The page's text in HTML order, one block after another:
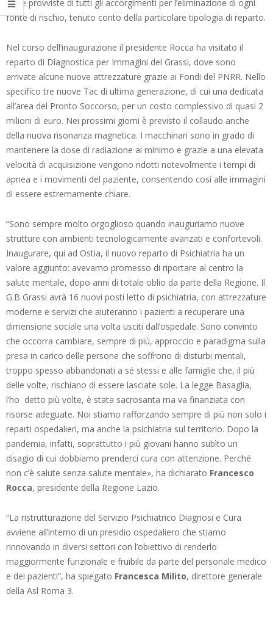
state provviste di tutti gli accorgimenti per l’eliminazione di ogni
fonte di rischio, tenuto conto della particolare tipologia di reparto.
Nel corso dell’inaugurazione il presidente Rocca ha visitato il
reparto di Diagnostica per Immagini del Grassi, dove sono
arrivate alcune nuove attrezzature grazie ai Fondi del PNRR. Nello
specifico tre nuove Tac di ultima generazione, di cui una dedicata
all’area del Pronto Soccorso, per un costo complessivo di quasi 2
milioni di euro. Nei prossimi giorni è previsto il collaudo anche
della nuova risonanza magnetica. I macchinari sono in grado di
mantenere la dose di radiazione al minimo e grazie a una elevata
velocità di acquisizione vengono ridotti notevolmente i tempi di
apnea e i movimenti del paziente, consentendo così alle immagini
di essere estremamente chiare.
“Sono sempre molto orgoglioso quando inauguriamo nuove
strutture con ambienti tecnologicamente avanzati e confortevoli.
Inaugurare, qui ad Ostia, il nuovo reparto di Psichiatria ha un
valore aggiunto: avevamo promesso di riportare al centro la
salute mentale, dopo anni di totale oblio da parte della Regione. Il
G.B Grassi avrà 16 nuovi posti letto di psichiatria, con attrezzature
moderne e servizi che aiuteranno i pazienti a recuperare una
dimensione sociale una volta usciti dall’ospedale. Sono convinto
che occorra cambiare, sempre di più, approccio e paradigma sulla
presa in carico delle persone che soffrono di disturbi mentali,
troppo spesso abbandonati a sé stessi e alle famiglie che, il più
delle volte, rischiano di essere lasciate sole. La legge Basaglia,
l’ho detto più volte, è stata sacrosanta ma va finanziata con
risorse adeguate. Noi stiamo rafforzando sempre di più non solo i
reparti ospedalieri, ma anche la psichiatria sul territorio. Dopo la
pandemia, infatti, soprattutto i più giovani hanno subìto un
disagio di cui dobbiamo prenderci cura con attenzione. Perché
non c’è salute senza salute mentale», ha dichiarato Francesco
Rocca, presidente della Regione Lazio.
“La ristrutturazione del Servizio Psichiatrico Diagnosi e Cura
avviene all’interno di un presidio ospedaliero che stiamo
rinnovando in diversi settori con l’obiettivo di renderlo
maggiormente funzionale e fruibile da parte del personale medico
e dei pazienti”, ha spiegato Francesca Milito, direttore generale
della Asl Roma 3.